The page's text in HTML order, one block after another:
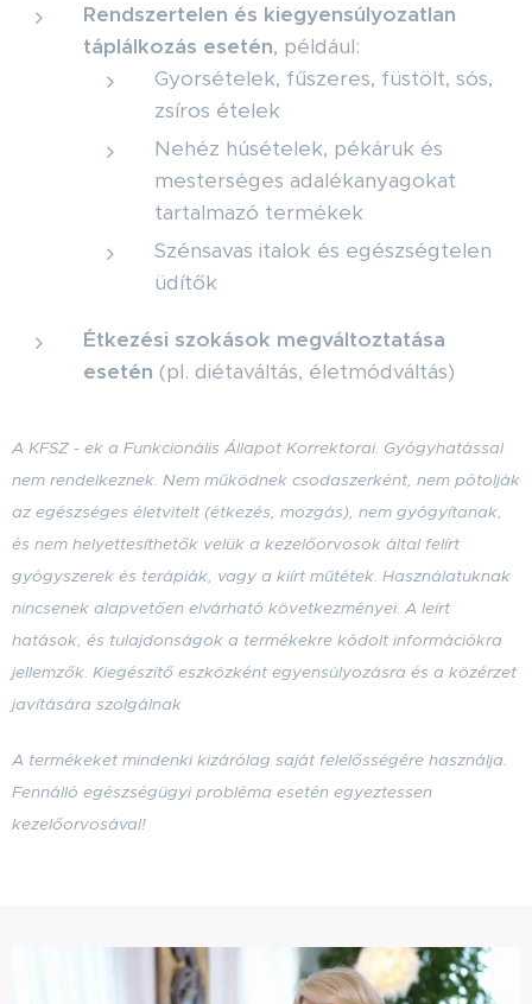
Rendszertelen és kiegyensúlyozatlan
táplálkozás esetén, például:
Gyorsételek, fűszeres, füstölt, sós,
zsíros ételek
Nehéz húsételek, pékáruk és
mesterséges adalékanyagokat
tartalmazó termékek
Szénsavas italok és egészségtelen
üdítők
Étkezési szokások megváltoztatása
esetén (pl. diétaváltás, életmódváltás)
A KFSZ - ek a Funkcionális Állapot Korrektorai. Gyógyhatással
nem rendelkeznek. Nem működnek csodaszerként, nem pótolják
az egészséges életvitelt (étkezés, mozgás), nem gyógyítanak,
és nem helyettesíthetők velük a kezelőorvosok által felírt
gyógyszerek és terápiák, vagy a kiírt műtétek. Használatuknak
nincsenek alapvetően elvárható következményei. A leírt
hatások, és tulajdonságok a termékekre kódolt információkra
jellemzők. Kiegészítő eszközként egyensúlyozásra és a közérzet
javítására szolgálnak
A termékeket mindenki kizárólag saját felelősségére használja.
Fennálló egészségügyi probléma esetén egyeztessen
kezelőorvosával!